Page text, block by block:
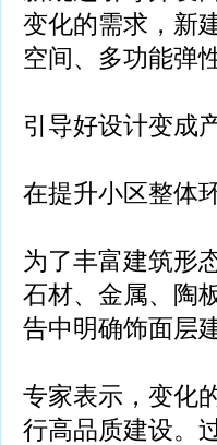
变化的需求，新
空间、多功能弹
引导好设计变成
在提升小区整体
为了丰富建筑形
石材、金属、陶
告中明确饰面层
专家表示，变化
行高品质建设。